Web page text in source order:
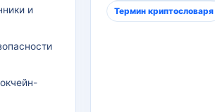
и
Термин криптословаря